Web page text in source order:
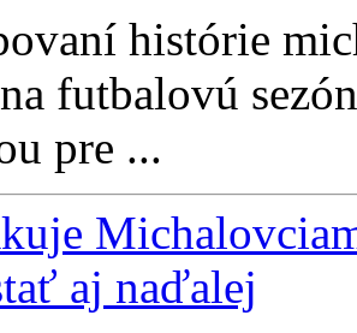
histórie
futbalovú
pre ...
aj naďalej